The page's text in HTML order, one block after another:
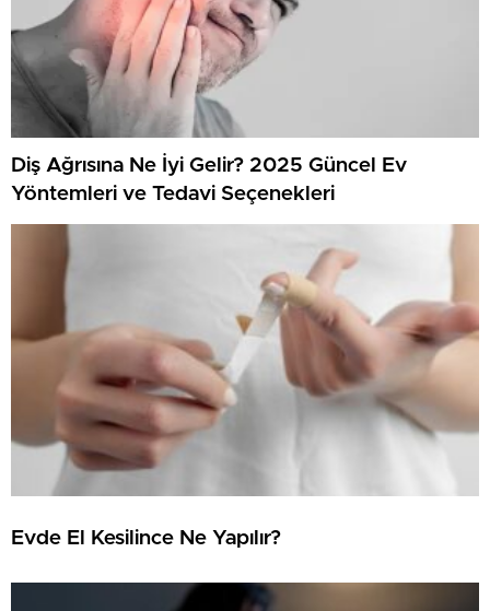
Diş Ağrısına Ne İyi Gelir? 2025 Güncel Ev
Yöntemleri ve Tedavi Seçenekleri
Evde El Kesilince Ne Yapılır?